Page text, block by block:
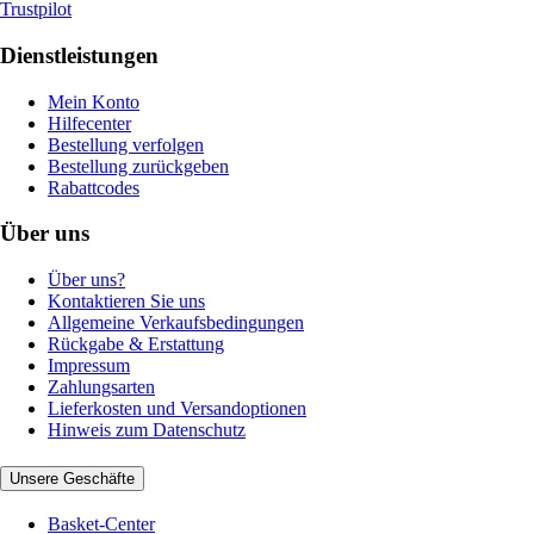
Trustpilot
Dienstleistungen
Mein Konto
Hilfecenter
Bestellung verfolgen
Bestellung zurückgeben
Rabattcodes
Über uns
Über uns?
Kontaktieren Sie uns
Allgemeine Verkaufsbedingungen
Rückgabe & Erstattung
Impressum
Zahlungsarten
Lieferkosten und Versandoptionen
Hinweis zum Datenschutz
Unsere Geschäfte
Basket-Center